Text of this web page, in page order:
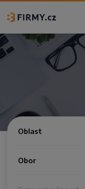
Oblast
Obor